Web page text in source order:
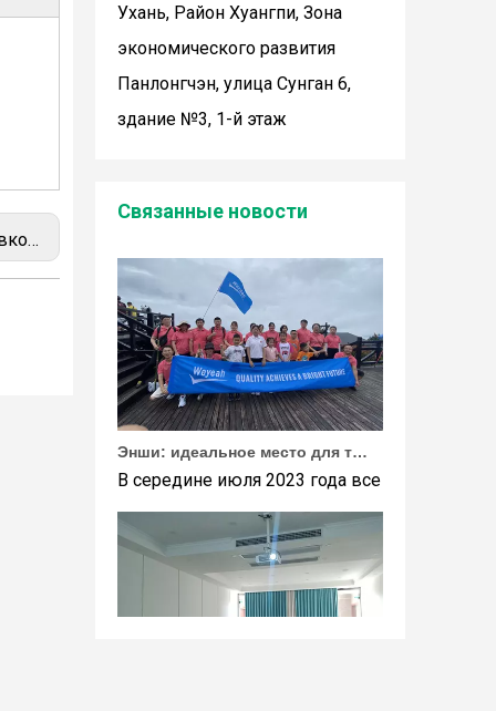
4, 6 и 9
Ухань, Район Хуангпи, Зона
экономического развития
Панлонгчэн, улица Сунган 6,
здание №3, 1-й этаж
Связанные новости
Энши: идеальное место для тимбилдинга Weyeah
В середине июля 2023 года все